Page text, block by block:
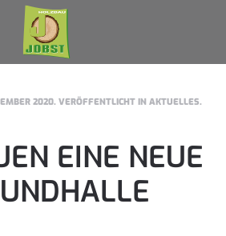
2020. VERÖFFENTLICHT IN AKTUELLES.
EINE NEUE